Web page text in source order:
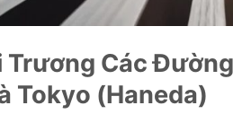
Các
Tokyo (Haneda)